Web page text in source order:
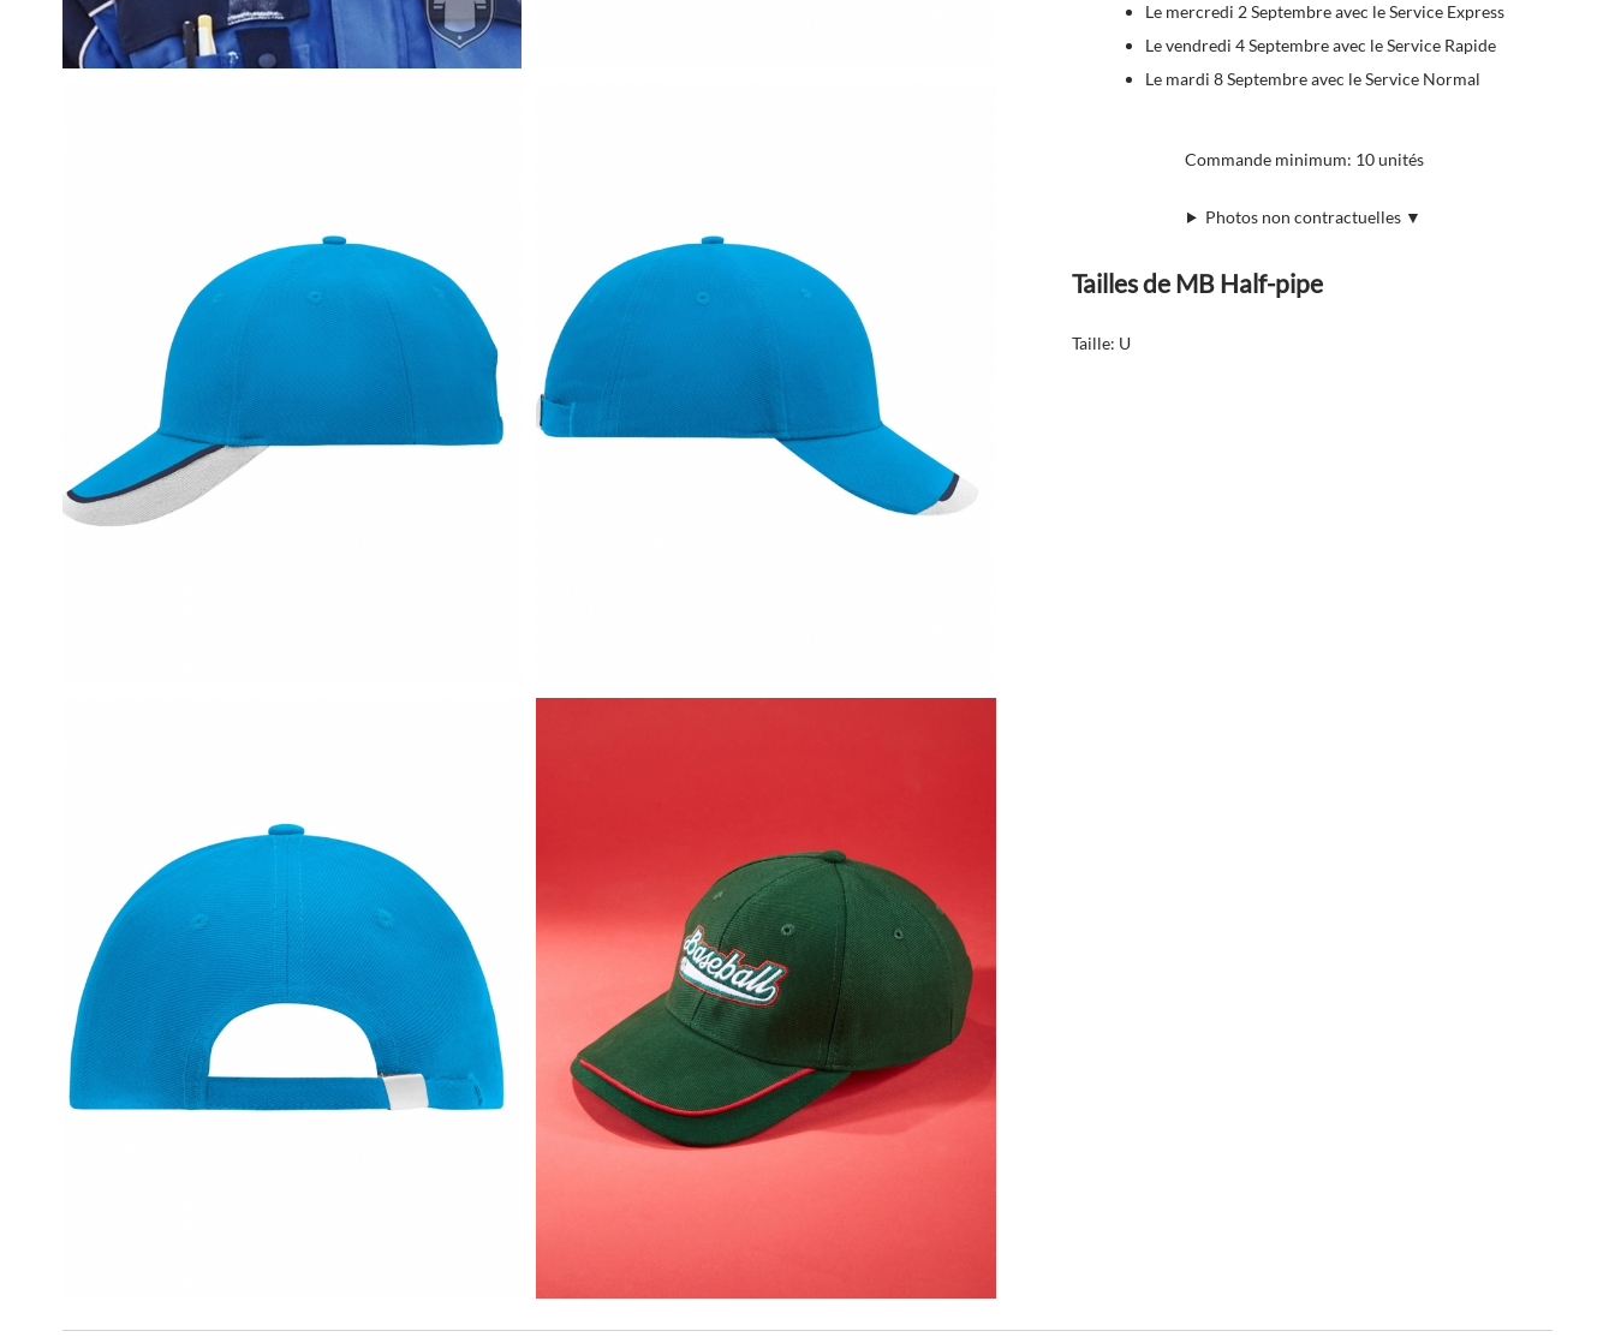
Le mercredi 2 Septembre avec le Service Express
Le vendredi 4 Septembre avec le Service Rapide
Le mardi 8 Septembre avec le Service Normal
Commande minimum: 10 unités
Photos non contractuelles ▼
Tailles de MB Half-pipe
Taille: U